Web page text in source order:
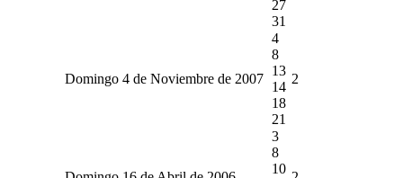
27
31
Domingo 4 de Noviembre de 2007
4
8
13
14
18
21
2
3
8
10